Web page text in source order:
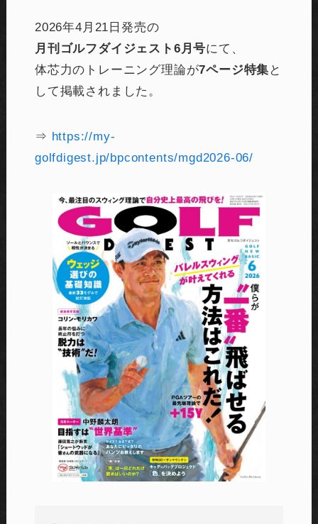
2026年4月21日発売の
月刊ゴルフダイジェスト6月号にて、
体芯力のトレーニング理論が7ページ特集 と
して掲載されました。
⇒ https://my-
golfdigest.jp/bpcontents/mgd2026-06/